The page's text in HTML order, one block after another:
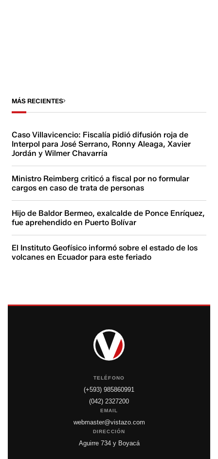
MÁS RECIENTES
Caso Villavicencio: Fiscalía pidió difusión roja de
Interpol para José Serrano, Ronny Aleaga, Xavier
Jordán y Wilmer Chavarría
Ministro Reimberg criticó a fiscal por no formular
cargos en caso de trata de personas
Hijo de Baldor Bermeo, exalcalde de Ponce Enríquez,
fue aprehendido en Puerto Bolívar
El Instituto Geofísico informó sobre el estado de los
volcanes en Ecuador para este feriado
TELÉFONO
(+593) 985860991
(042) 2327200
EMAIL
webmaster@vistazo.com
DIRECCIÓN
Aguirre 734 y Boyacá